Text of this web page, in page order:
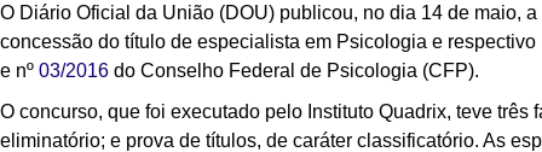
O Diário Oficial da União (DOU) publicou, no dia 14 de maio,
concessão do título de especialista em Psicologia e
e nº 03/2016 do Conselho Federal de Psicologia (CFP).
O concurso, que foi executado pelo Instituto Quadrix, teve
eliminatório; e prova de títulos, de caráter classificatório. As